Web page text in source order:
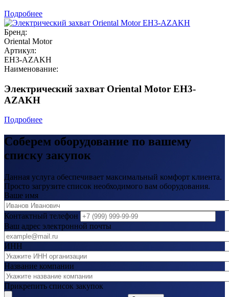
Подробнее
Бренд:
Oriental Motor
Артикул:
EH3-AZAKH
Наименование:
Электрический захват Oriental Motor EH3-
AZAKH
Подробнее
Соберем оборудование по вашему
списку закупок
Данная услуга обеспечивает максимальный комфорт клиента.
Просто загрузите список необходимого вам оборудования.
Ваше имя
Контактный телефон
Ваш адрес электронной почты
ИНН
Название компании
Прикрепить список закупок